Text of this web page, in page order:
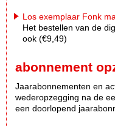
Los exemplaar Fonk
Het bestellen van de
ook (€9,49)
abonnement
Jaarabonnementen en
wederopzegging na de
een doorlopend